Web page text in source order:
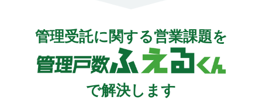
管理受託に関する営業課題を
で解決します